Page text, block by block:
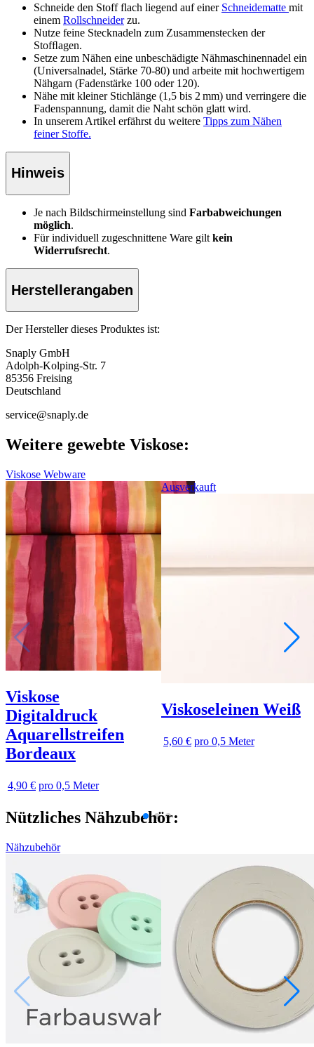
Schneide den Stoffflach liegend auf einer Schneidematte mit
einem Rollschneiderzu.
Nutze feine Stecknadeln zum Zusammenstecken der
Stofﬂagen.
Setze zum Nähen eine unbeschädigte Nähmaschinennadel ein
(Universalnadel, Stärke 70-80) und arbeite mit hochwertigem
Nähgarn (Fadenstärke 100 oder 120).
Nähe mit kleiner Stichlänge (1,5 bis 2 mm) und verringere die
Fadenspannung, damit die Naht schön glatt wird.
In unserem Artikel erfährst du weitere Tipps zum Nähen
feiner Stoffe.
Hinweis
Je nach Bildschirmeinstellung sind Farbabweichungen
möglich.
Für individuell zugeschnittene Ware gilt kein
Widerrufsrecht.
Herstellerangaben
Der Hersteller dieses Produktes ist:
Snaply GmbH
Adolph-Kolping-Str. 7
85356 Freising
Deutschland
service@snaply.de
Weitere gewebte Viskose:
Viskose Webware
Viskose
Digitaldruck
Aquarellstreifen
Bordeaux
4,90 € pro 0,5 Meter
Ausverkauft
Viskoseleinen Weiß
5,60 € pro 0,5 Meter
Nützliches Nähzubehör:
Nähzubehör